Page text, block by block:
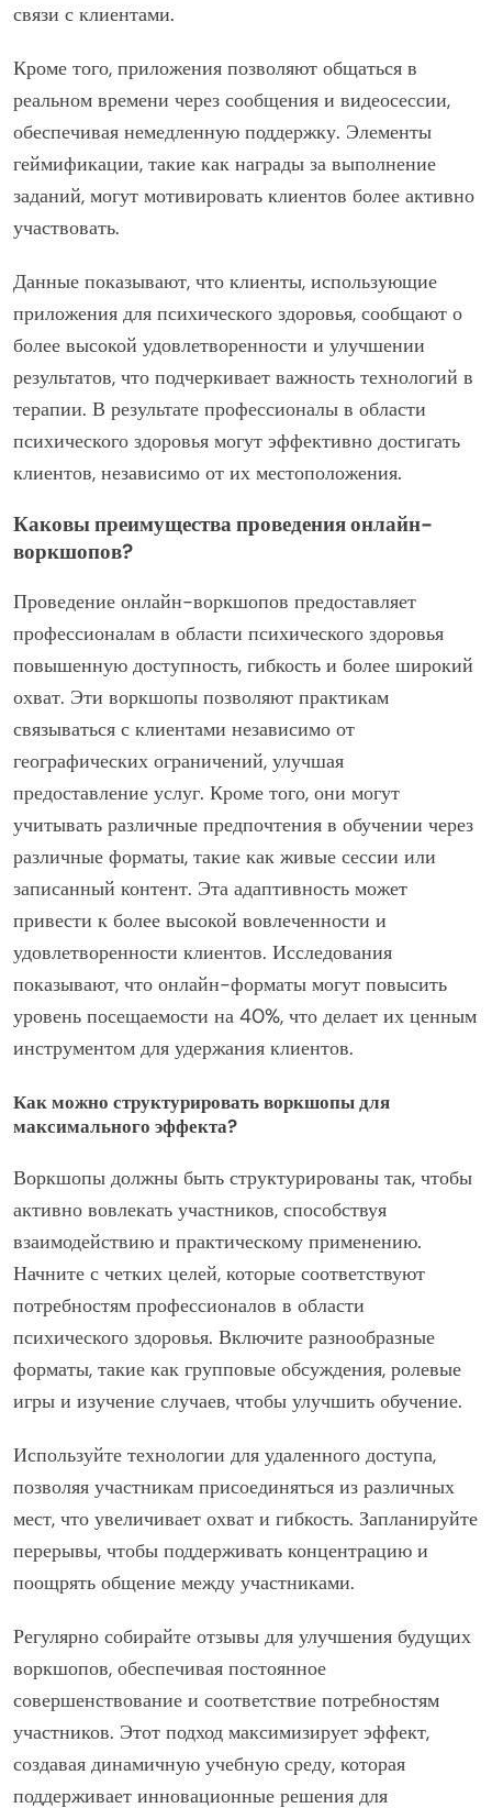
связи с клиентами.
Кроме того, приложения позволяют общаться в
реальном времени через сообщения и видеосессии,
обеспечивая немедленную поддержку. Элементы
геймификации, такие как награды за выполнение
заданий, могут мотивировать клиентов более активно
участвовать.
Данные показывают, что клиенты, использующие
приложения для психического здоровья, сообщают о
более высокой удовлетворенности и улучшении
результатов, что подчеркивает важность технологий в
терапии. В результате профессионалы в области
психического здоровья могут эффективно достигать
клиентов, независимо от их местоположения.
Каковы преимущества проведения онлайн-
воркшопов?
Проведение онлайн-воркшопов предоставляет
профессионалам в области психического здоровья
повышенную доступность, гибкость и более широкий
охват. Эти воркшопы позволяют практикам
связываться с клиентами независимо от
географических ограничений, улучшая
предоставление услуг. Кроме того, они могут
учитывать различные предпочтения в обучении через
различные форматы, такие как живые сессии или
записанный контент. Эта адаптивность может
привести к более высокой вовлеченности и
удовлетворенности клиентов. Исследования
показывают, что онлайн-форматы могут повысить
уровень посещаемости на 40%, что делает их ценным
инструментом для удержания клиентов.
Как можно структурировать воркшопы для
максимального эффекта?
Воркшопы должны быть структурированы так, чтобы
активно вовлекать участников, способствуя
взаимодействию и практическому применению.
Начните с четких целей, которые соответствуют
потребностям профессионалов в области
психического здоровья. Включите разнообразные
форматы, такие как групповые обсуждения, ролевые
игры и изучение случаев, чтобы улучшить обучение.
Используйте технологии для удаленного доступа,
позволяя участникам присоединяться из различных
мест, что увеличивает охват и гибкость. Запланируйте
перерывы, чтобы поддерживать концентрацию и
поощрять общение между участниками.
Регулярно собирайте отзывы для улучшения будущих
воркшопов, обеспечивая постоянное
совершенствование и соответствие потребностям
участников. Этот подход максимизирует эффект,
создавая динамичную учебную среду, которая
поддерживает инновационные решения для